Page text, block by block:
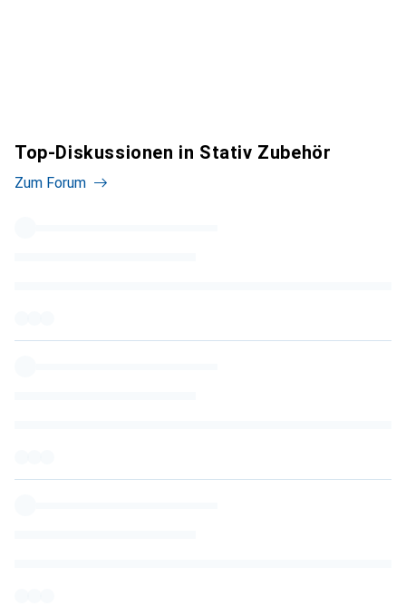
Top-Diskussionen in Stativ Zubehör
Zum Forum